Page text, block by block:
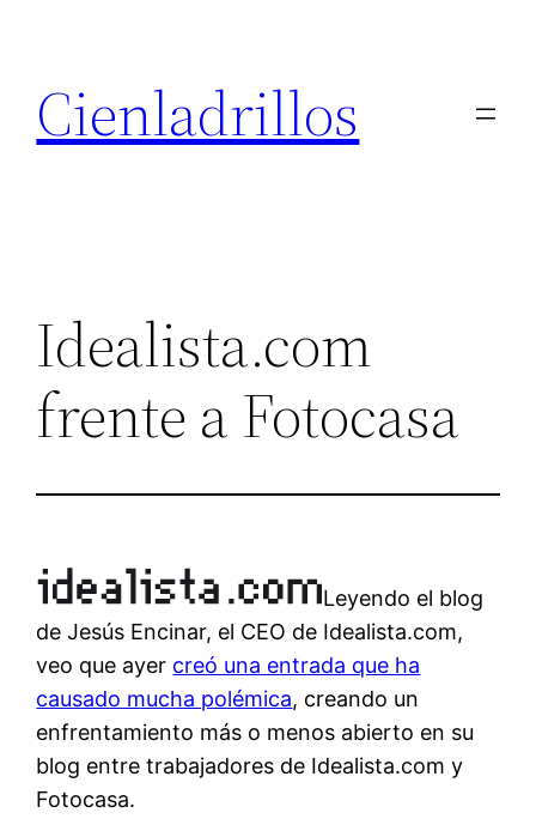
contenido
Cienladrillos
Idealista.com
frente a Fotocasa
Leyendo el blog
de Jesús Encinar, el CEO de Idealista.com,
veo que ayer creó una entrada que ha
causado mucha polémica, creando un
enfrentamiento más o menos abierto en su
blog entre trabajadores de Idealista.com y
Fotocasa.